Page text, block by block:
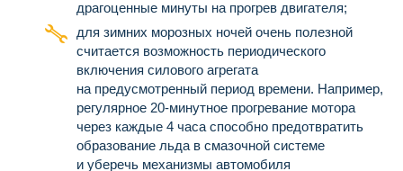
драгоценные минуты на прогрев двигателя;
для зимних морозных ночей очень полезной
считается возможность периодического
включения силового агрегата
на предусмотренный период времени. Например,
регулярное 20-минутное прогревание мотора
через каждые 4 часа способно предотвратить
образование льда в смазочной системе
и уберечь механизмы автомобиля